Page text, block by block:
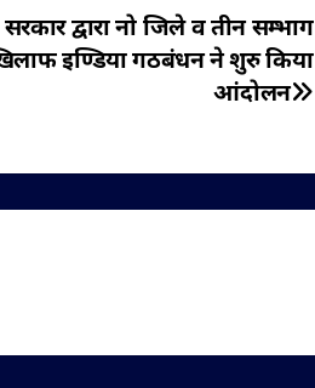
द्वारा नो जिले व तीन सम्भाग
इण्डिया गठबंधन ने शुरु किया
आंदोलन